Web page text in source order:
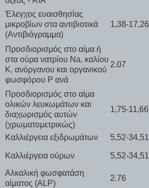
Έλεγχος ευαισθησίας
μικροβίων στα αντιβιοτικά
(Αντιβιόγραμμα)
1,38-17,26
Προσδιορισμός στο αίμα ή
στα ούρα νατρίου Na, καλίου
K, ανόργανου και οργανικού
φωσφόρου P ανά
2.07
Προσδιορισμός στο αίμα
ολικών λευκωμάτων και
διαχωρισμός αυτών
(χρωματομετρικώς)
1,75-11,66
Καλλιέργεια εξιδρωμάτων 5,52-34,51
Καλλιέργεια ούρων 5,52-34,51
Αλκαλική φωσφατάση
αίματος (ALP)
2.76